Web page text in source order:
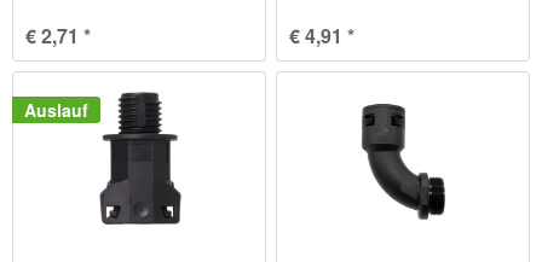
€ 2,71 * € 4,91 *
Auslauf